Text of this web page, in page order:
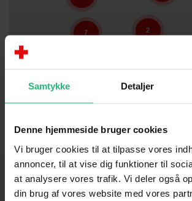
Samtykke Detaljer
Denne hjemmeside bruger cookies
Vi bruger cookies til at tilpasse vores
annoncer, til at vise dig funktioner til
at analysere vores trafik. Vi deler også
din brug af vores website med vores
7 2